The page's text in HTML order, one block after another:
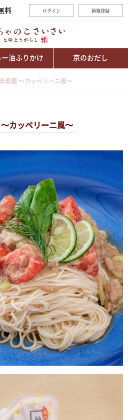
料 ログイン 新規登録
ー油ふりかけ 京のおだし
素麺 ～カッペリーニ風～
～カッペリーニ風～